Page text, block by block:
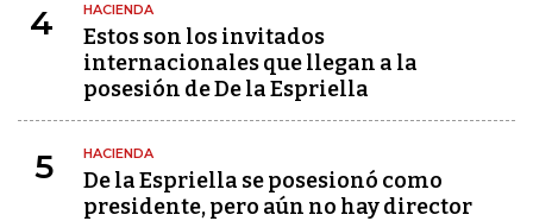
4 HACIENDA
Estos son los invitados
internacionales que llegan a la
posesión de De la Espriella
5 HACIENDA
De la Espriella se posesionó como
presidente, pero aún no hay director